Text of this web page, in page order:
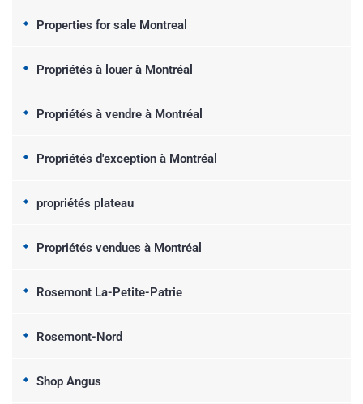
Properties for sale Montreal
Propriétés à louer à Montréal
Propriétés à vendre à Montréal
Propriétés d'exception à Montréal
propriétés plateau
Propriétés vendues à Montréal
Rosemont La-Petite-Patrie
Rosemont-Nord
Shop Angus